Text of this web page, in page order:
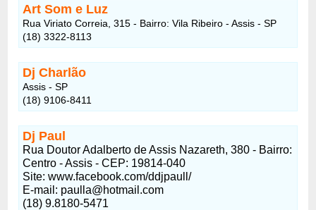
Art Som e Luz
Rua Viriato Correia, 315 - Bairro: Vila Ribeiro - Assis - SP
(18) 3322-8113
Dj Charlão
Assis - SP
(18) 9106-8411
Dj Paul
Rua Doutor Adalberto de Assis Nazareth, 380 - Bairro:
Centro - Assis - CEP: 19814-040
Site: www.facebook.com/ddjpaull/
E-mail: paulla@hotmail.com
(18) 9.8180-5471